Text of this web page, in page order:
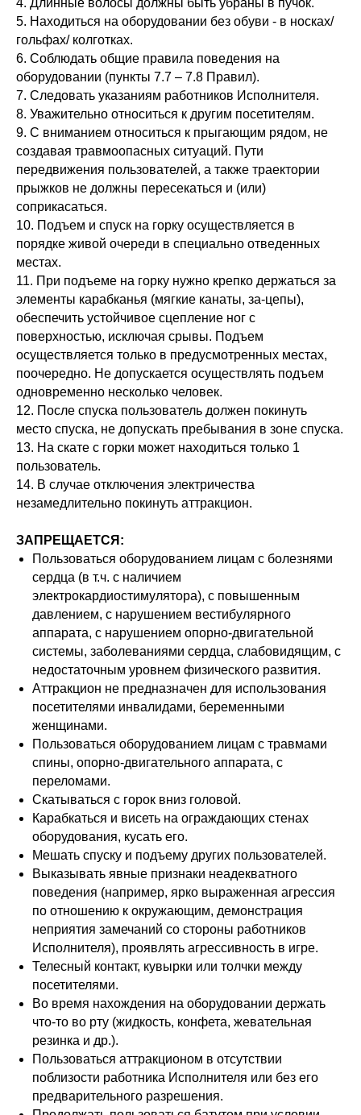
4. Длинные волосы должны быть убраны в пучок.
5. Находиться на оборудовании без обуви - в носках/
гольфах/ колготках.
6. Соблюдать общие правила поведения на
оборудовании (пункты 7.7 – 7.8 Правил).
7. Следовать указаниям работников Исполнителя.
8. Уважительно относиться к другим посетителям.
9. С вниманием относиться к прыгающим рядом, не
создавая травмоопасных ситуаций. Пути
передвижения пользователей, а также траектории
прыжков не должны пересекаться и (или)
соприкасаться.
10. Подъем и спуск на горку осуществляется в
порядке живой очереди в специально отведенных
местах.
11. При подъеме на горку нужно крепко держаться за
элементы карабканья (мягкие канаты, за-цепы),
обеспечить устойчивое сцепление ног с
поверхностью, исключая срывы. Подъем
осуществляется только в предусмотренных местах,
поочередно. Не допускается осуществлять подъем
одновременно несколько человек.
12. После спуска пользователь должен покинуть
место спуска, не допускать пребывания в зоне спуска.
13. На скате с горки может находиться только 1
пользователь.
14. В случае отключения электричества
незамедлительно покинуть аттракцион.
ЗАПРЕЩАЕТСЯ:
Пользоваться оборудованием лицам с болезнями
сердца (в т.ч. с наличием
электрокардиостимулятора), с повышенным
давлением, с нарушением вестибулярного
аппарата, с нарушением опорно-двигательной
системы, заболеваниями сердца, слабовидящим, с
недостаточным уровнем физического развития.
Аттракцион не предназначен для использования
посетителями инвалидами, беременными
женщинами.
Пользоваться оборудованием лицам с травмами
спины, опорно-двигательного аппарата, с
переломами.
Скатываться с горок вниз головой.
Карабкаться и висеть на ограждающих стенах
оборудования, кусать его.
Мешать спуску и подъему других пользователей.
Выказывать явные признаки неадекватного
поведения (например, ярко выраженная агрессия
по отношению к окружающим, демонстрация
неприятия замечаний со стороны работников
Исполнителя), проявлять агрессивность в игре.
Телесный контакт, кувырки или толчки между
посетителями.
Во время нахождения на оборудовании держать
что-то во рту (жидкость, конфета, жевательная
резинка и др.).
Пользоваться аттракционом в отсутствии
поблизости работника Исполнителя или без его
предварительного разрешения.